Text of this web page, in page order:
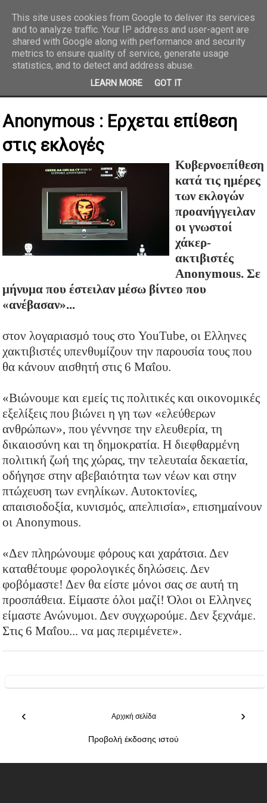
REPORTAZ NET
Anonymous : Ερχεται επίθεση
στις εκλογές
Κυβερνοεπίθεση
κατά τις ημέρες
των εκλογών
προανήγγειλαν
οι γνωστοί
χάκερ-
ακτιβιστές
Anonymous. Σε
μήνυμα που έστειλαν μέσω βίντεο που
«ανέβασαν»...
στον λογαριασμό τους στο YouTube, οι Ελληνες
χακτιβιστές υπενθυμίζουν την παρουσία τους που
θα κάνουν αισθητή στις 6 Μαΐου.
«Βιώνουμε και εμείς τις πολιτικές και οικονομικές
εξελίξεις που βιώνει η γη των «ελεύθερων
ανθρώπων», που γέννησε την ελευθερία, τη
δικαιοσύνη και τη δημοκρατία. Η διεφθαρμένη
πολιτική ζωή της χώρας, την τελευταία δεκαετία,
οδήγησε στην αβεβαιότητα των νέων και στην
πτώχευση των ενηλίκων. Αυτοκτονίες,
απαισιοδοξία, κυνισμός, απελπισία», επισημαίνουν
οι Anonymous.
«Δεν πληρώνουμε φόρους και χαράτσια. Δεν
καταθέτουμε φορολογικές δηλώσεις. Δεν
φοβόμαστε! Δεν θα είστε μόνοι σας σε αυτή τη
προσπάθεια. Είμαστε όλοι μαζί! Όλοι οι Ελληνες
είμαστε Ανώνυμοι. Δεν συγχωρούμε. Δεν ξεχνάμε.
Στις 6 Μαΐου... να μας περιμένετε».
‹ ›
Αρχική σελίδα
Προβολή έκδοσης ιστού
This site uses cookies from Google to deliver its services
and to analyze traffic. Your IP address and user-agent are
shared with Google along with performance and security
metrics to ensure quality of service, generate usage
statistics, and to detect and address abuse.
LEARN MORE GOT IT